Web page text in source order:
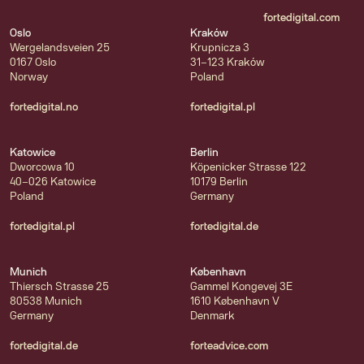
fortedigital.com
Oslo
Wergelandsveien 25
0167 Oslo
Norway
fortedigital.no
Kraków
Krupnicza 3
31-123 Kraków
Poland
fortedigital.pl
Katowice
Dworcowa 10
40-026 Katowice
Poland
fortedigital.pl
Berlin
Köpenicker Strasse 122
10179 Berlin
Germany
fortedigital.de
Munich
Thiersch Strasse 25
80538 Munich
Germany
fortedigital.de
København
Gammel Kongevej 3E
1610 København V
Denmark
forteadvice.com